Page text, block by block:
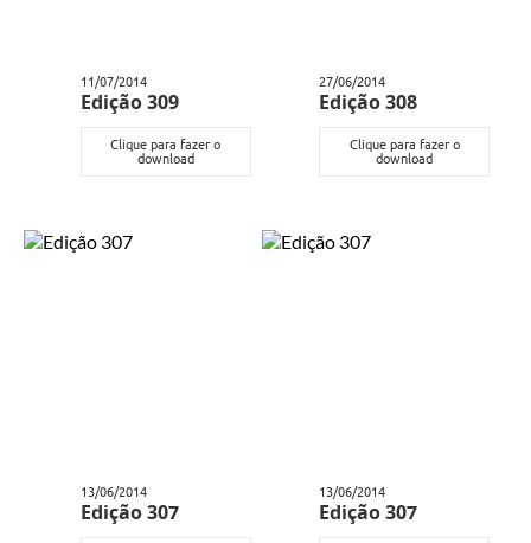
11/07/2014
Edição 309
Clique para fazer o
download
27/06/2014
Edição 308
Clique para fazer o
download
13/06/2014
Edição 307
13/06/2014
Edição 307